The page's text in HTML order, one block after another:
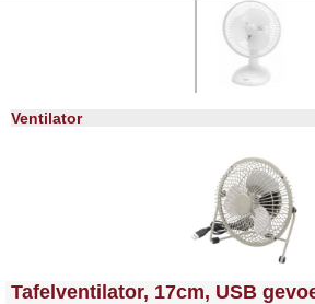
Ventilator
<!-- MakeFullWidth0 --><!-- MakeFullWidth1 --><!-- MakeFullWidth2 --><!-- MakeFullWidth3 --><!-- MakeFullWidth4 --><!-- MakeFullWidth5 --><!-- MakeFullWidth6 --><!-- MakeFullWidth7 --><!-- MakeFullWidth8 --><!-- MakeFullWidth9 --><!-- MakeFullWidth10 --><!-- MakeFullWidth11 --><!-- MakeFullWidth12 --><!-- MakeFullWidth13 --><!-- MakeFullWidth14 --><!-- MakeFullWidth15 --><!-- MakeFullWidth16 --><!-- MakeFullWidth17 --><!-- MakeFullWidth18 --><!-- MakeFullWidth19 -->
Tafelventilator, 17cm, USB